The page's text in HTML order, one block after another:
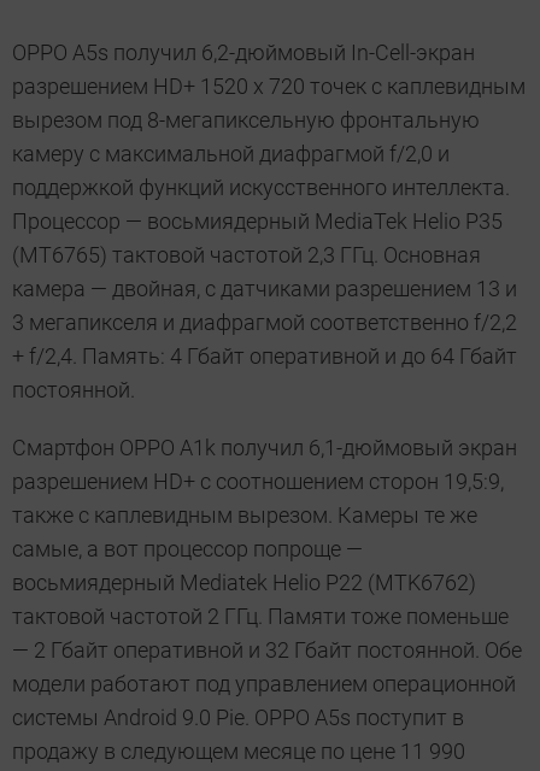
OPPO A5s получил 6,2-дюймовый In-Cell-экран
разрешением HD+ 1520 х 720 точек с каплевидным
вырезом под 8-мегапиксельную фронтальную
камеру с максимальной диафрагмой f/2,0 и
поддержкой функций искусственного интеллекта.
Процессор — восьмиядерный MediaTek Helio P35
(MT6765) тактовой частотой 2,3 ГГц. Основная
камера — двойная, с датчиками разрешением 13 и
3 мегапикселя и диафрагмой соответственно f/2,2
+ f/2,4. Память: 4 Гбайт оперативной и до 64 Гбайт
постоянной.
Смартфон OPPO A1k получил 6,1-дюймовый экран
разрешением HD+ с соотношением сторон 19,5:9,
также с каплевидным вырезом. Камеры те же
самые, а вот процессор попроще —
восьмиядерный Mediatek Helio P22 (MTK6762)
тактовой частотой 2 ГГц. Памяти тоже поменьше
— 2 Гбайт оперативной и 32 Гбайт постоянной. Обе
модели работают под управлением операционной
системы Android 9.0 Pie. OPPO A5s поступит в
продажу в следующем месяце по цене 11 990